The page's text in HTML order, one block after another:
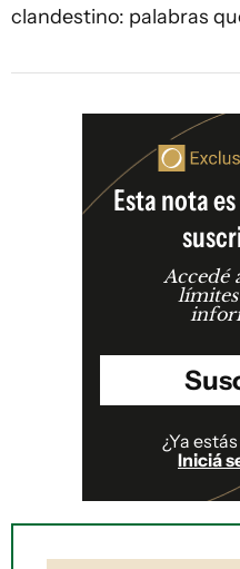
clandestino: palabras
Esta nota
Accedé
¿Ya
Iniciá